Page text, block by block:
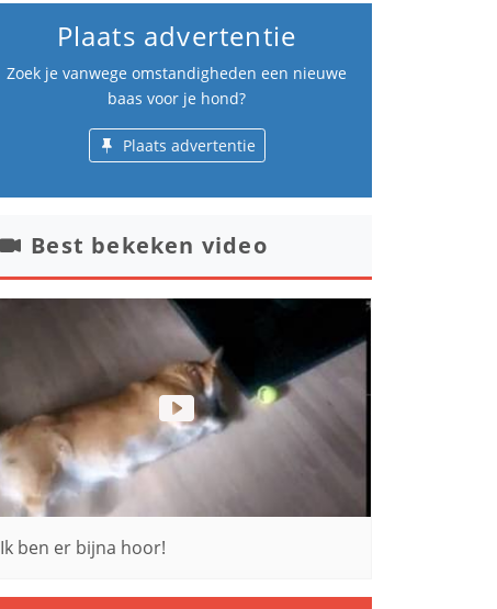
Plaats advertentie
Zoek je vanwege omstandigheden een nieuwe
baas voor je hond?
Plaats advertentie
Best bekeken video
Ik ben er bijna hoor!